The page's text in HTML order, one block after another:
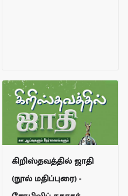
கிறிஸ்தவத்தில் ஜாதி
(நூல் மதிப்புரை) -